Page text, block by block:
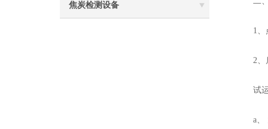
焦炭检测设备
1、点
2、启
试运
a、 大